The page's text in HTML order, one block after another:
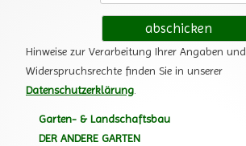
Hinweise zur Verarbeitung Ihrer Angaben und
Widerspruchsrechte finden Sie in unserer
Datenschutzerklärung.
Garten- & Landschaftsbau
DER ANDERE GARTEN